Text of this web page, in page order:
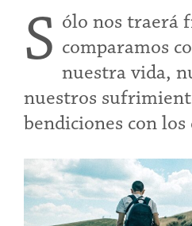
S ólo nos traerá
comparamos
nuestra vida,
nuestros
bendiciones con